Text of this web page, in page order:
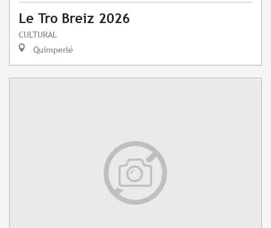
Le Tro Breiz 2026
CULTURAL
Quimperlé